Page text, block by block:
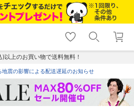
shopping_cart lock_outline
ログイン
以上のお買い物で送料無料！
震の影響による配送遅延のお知らせ